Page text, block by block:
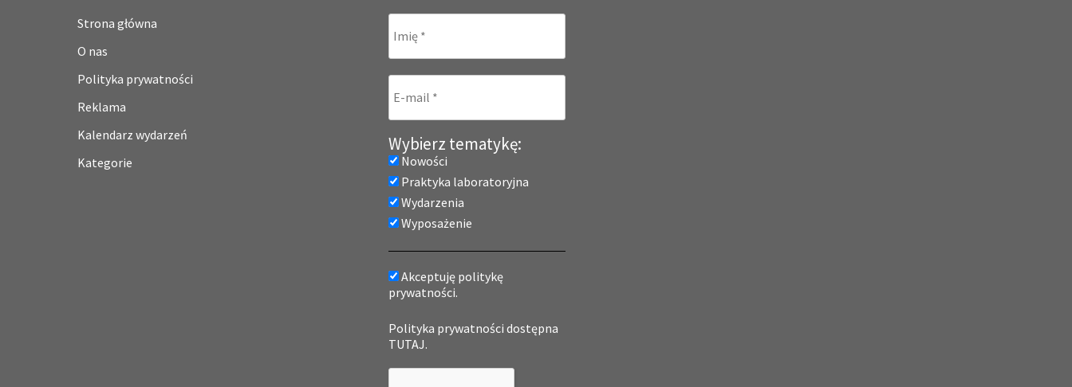
Strona główna
O nas
Polityka prywatności
Reklama
Kalendarz wydarzeń
Kategorie
Wybierz tematykę:
Nowości
Praktyka laboratoryjna
Wydarzenia
Wyposażenie
Akceptuję politykę
prywatności.
Polityka prywatności dostępna
TUTAJ.